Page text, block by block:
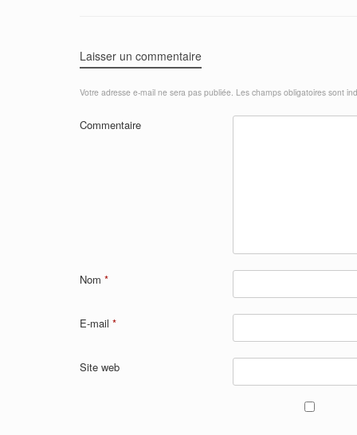
Laisser un commentaire
Votre adresse e-mail ne sera pas publiée. Les champs obligatoires sont
Commentaire
Nom *
E-mail *
Site web